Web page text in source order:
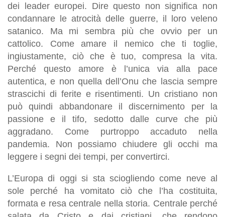
dei leader europei. Dire questo non significa non
condannare le atrocità delle guerre, il loro veleno
satanico. Ma mi sembra più che ovvio per un
cattolico. Come amare il nemico che ti toglie,
ingiustamente, ciò che è tuo, compresa la vita.
Perché questo amore è l’unica via alla pace
autentica, e non quella dell’Onu che lascia sempre
strascichi di ferite e risentimenti. Un cristiano non
può quindi abbandonare il discernimento per la
passione e il tifo, sedotto dalle curve che più
aggradano. Come purtroppo accaduto nella
pandemia. Non possiamo chiudere gli occhi ma
leggere i segni dei tempi, per convertirci.
L’Europa di oggi si sta sciogliendo come neve al
sole perché ha vomitato ciò che l’ha costituita,
formata e resa centrale nella storia. Centrale perché